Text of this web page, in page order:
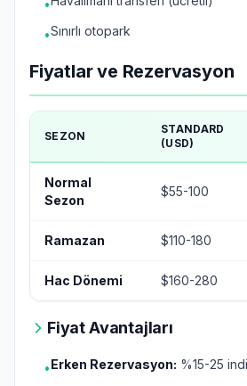
•
•Sınırlı otopark
Fiyatlar ve Rezervasyon
SEZON
STANDARD
(USD)
Normal
Sezon
$55-100
Ramazan $110-180
Hac Dönemi $160-280
Fiyat Avantajları
•Erken Rezervasyon: %15-25